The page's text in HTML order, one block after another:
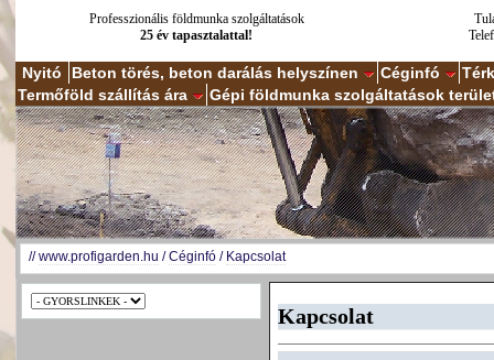
Professzionális földmunka szolgáltatások
25 év tapasztalattal!
Nyitó Beton törés, beton darálás helyszínen Céginfó
Termőföld szállítás ára
Gépi földmunka szolgáltatások
//www.profigarden.hu /Céginfó / Kapcsolat
Kapcsolat